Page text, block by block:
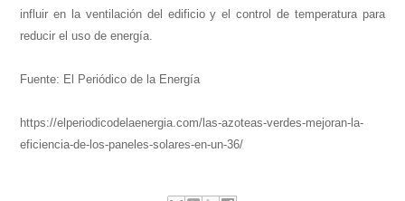
influir en la ventilación del edificio y el control de temperatura para
reducir el uso de energía.
Fuente: El Periódico de la Energía
https://elperiodicodelaenergia.com/las-azoteas-verdes-mejoran-la-
eficiencia-de-los-paneles-solares-en-un-36/